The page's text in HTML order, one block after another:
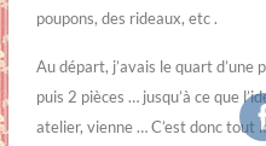
poupons, des rideaux, etc .
Au départ, j’avais le quart d’une
puis 2 pièces … jusqu’à ce que
atelier, vienne … C’est donc tout